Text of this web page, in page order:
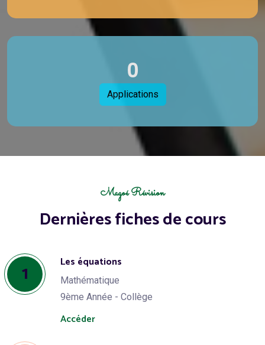
0
Applications
Magoé Révision
Dernières fiches de cours
1 Les équations
Mathématique
9ème Année - Collège
Accéder